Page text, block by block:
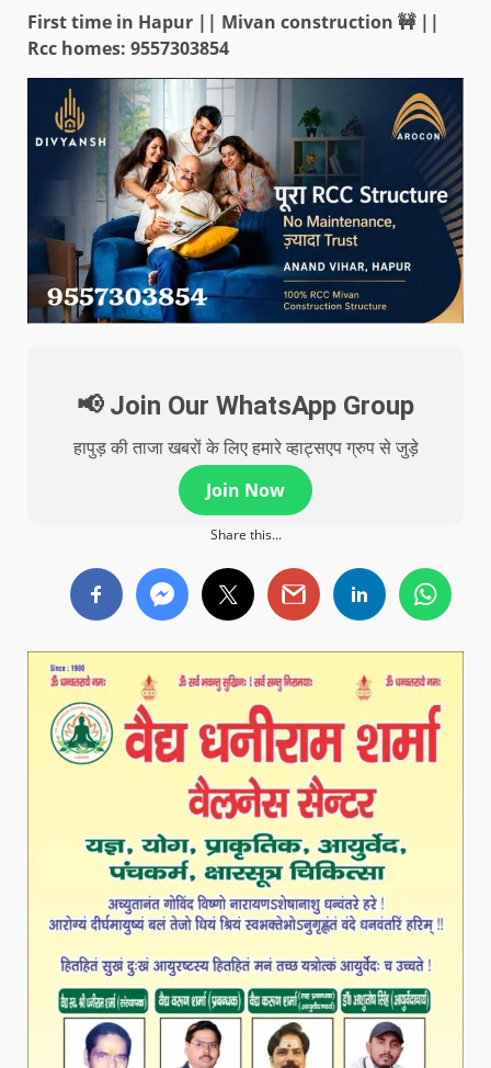
First time in Hapur || Mivan construction 🚧 ||
Rcc homes: 9557303854
📢 Join Our WhatsApp Group
हापुड़ की ताजा खबरों के लिए हमारे व्हाट्सएप ग्रुप से जुड़े
Join Now
Share this...